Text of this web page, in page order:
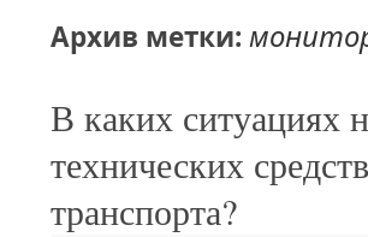
Архив метки:
В каких ситуациях
технических
транспорта?